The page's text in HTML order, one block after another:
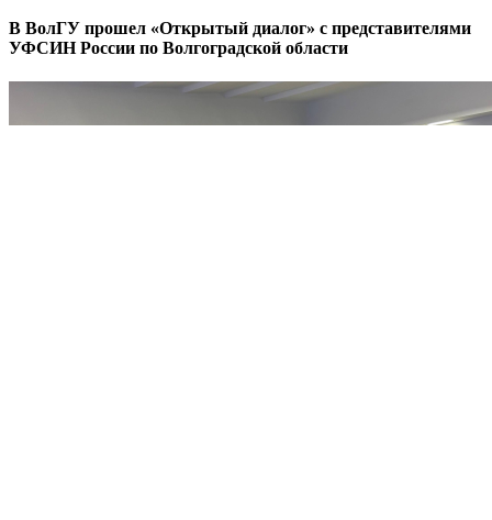
В ВолГУ прошел «Открытый диалог» с представителями
УФСИН России по Волгоградской области